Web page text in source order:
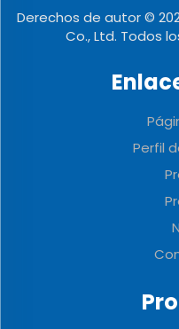
Derechos de autor ©
Co., Ltd. Todos
Perfil